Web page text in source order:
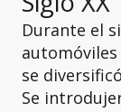
Durante el
se
Se